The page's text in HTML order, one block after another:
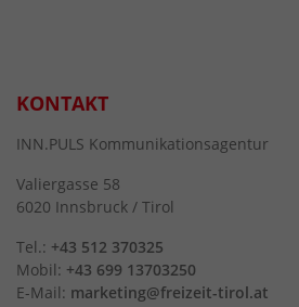
KONTAKT
INN.PULS Kommunikationsagentur
Valiergasse 58
6020 Innsbruck / Tirol
Tel.: +43 512 370325
Mobil: +43 699 13703250
E-Mail: marketing@freizeit-tirol.at